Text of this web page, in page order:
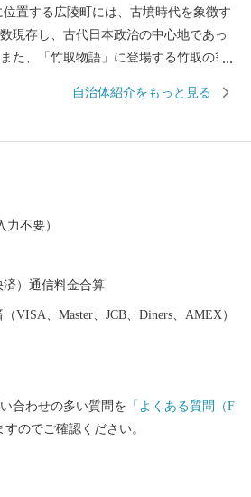
現存し、古代日本政治の中心地であっ
た、「竹取物語」に登場する竹取の翁
人気です。 また、広陵町は
面積を有する馬見丘陵公園やかぐや姫に
的な公園があり、地元住民に加えて町
ど多くの人たちが訪れる交流の中心地
自治体紹介をもっと見る
力不要）
済）通信料金合算
VISA、Master、JCB、Diners、AMEX）
合わせの多い質問を 「よくある質問（F
のでご確認ください。